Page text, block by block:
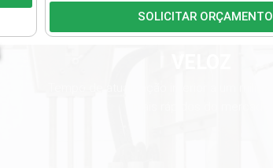
SOLICITAR ORÇAMENTO